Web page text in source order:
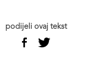
podijeli ovaj tekst